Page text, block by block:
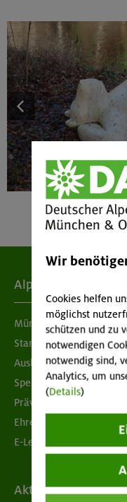
Alpenverein
München & Oberland
Standorte
Ausbildung & Jobs
Spenden
Prävention sexualisierter
Ehrenamtsbörse
E-Learning
Aktuelles
Wir
Cookies helfen
möglichst
schützen und zu
notwendigen
notwendig sind,
Analytics, um
(Details)